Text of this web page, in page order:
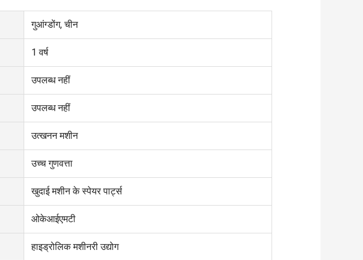
गुआंग्डोंग, चीन
1 वर्ष
उपलब्ध नहीं
उपलब्ध नहीं
उत्खनन मशीन
उच्च गुणवत्ता
खुदाई मशीन के स्पेयर पार्ट्स
ओकेआईएमटी
हाइड्रोलिक मशीनरी उद्योग